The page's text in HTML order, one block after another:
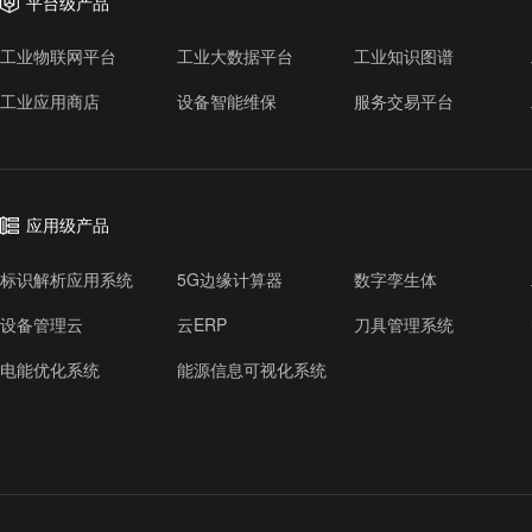
工业物联网平台 工业大数据平台 工业知识图谱
工业应用商店
设备智能维保 服务交易平台
应用级产品
标识解析应用系统 5G边缘计算器 数字孪生体
设备管理云
云ERP 刀具管理系统
电能优化系统
能源信息可视化系统